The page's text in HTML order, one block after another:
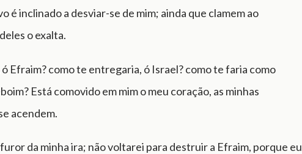
é inclinado a desviar-se de mim; ainda que clamem ao
o exalta.
Efraim? como te entregaria, ó Israel? como te faria como
Está comovido em mim o meu coração, as minhas
acendem.
da minha ira; não voltarei para destruir a Efraim, porque eu